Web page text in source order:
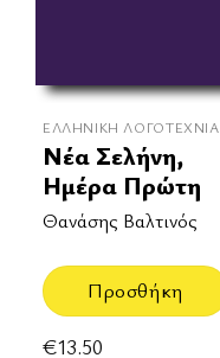
ΕΛΛΗΝΙΚΉ ΛΟΓΟΤΕΧΝΊΑ
Νέα Σελήνη,
Ημέρα Πρώτη
Θανάσης Βαλτινός
Προσθήκη
€13.50